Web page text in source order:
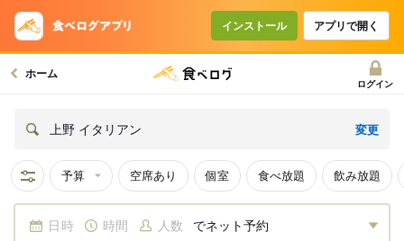
インストール アプリで開く
ホーム
ログイン
上野 イタリアン 変更
予算 空席あり 個室 食べ放題 飲み放題
日時 時間 人数 でネット予約